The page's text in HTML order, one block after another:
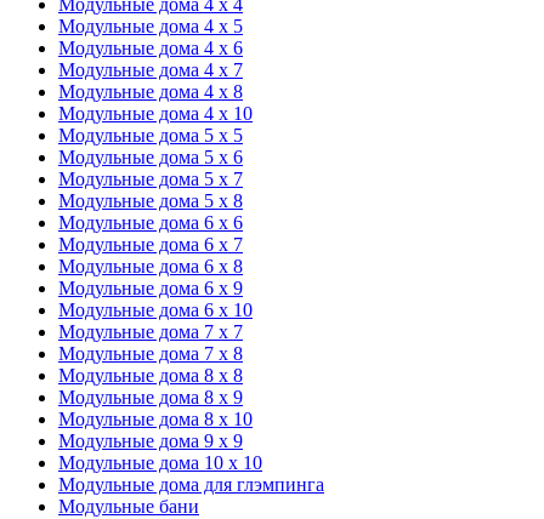
Модульные дома 4 х 4
Модульные дома 4 х 5
Модульные дома 4 х 6
Модульные дома 4 х 7
Модульные дома 4 х 8
Модульные дома 4 х 10
Модульные дома 5 х 5
Модульные дома 5 х 6
Модульные дома 5 х 7
Модульные дома 5 х 8
Модульные дома 6 х 6
Модульные дома 6 х 7
Модульные дома 6 х 8
Модульные дома 6 х 9
Модульные дома 6 х 10
Модульные дома 7 х 7
Модульные дома 7 х 8
Модульные дома 8 х 8
Модульные дома 8 х 9
Модульные дома 8 х 10
Модульные дома 9 х 9
Модульные дома 10 х 10
Модульные дома для глэмпинга
Модульные бани